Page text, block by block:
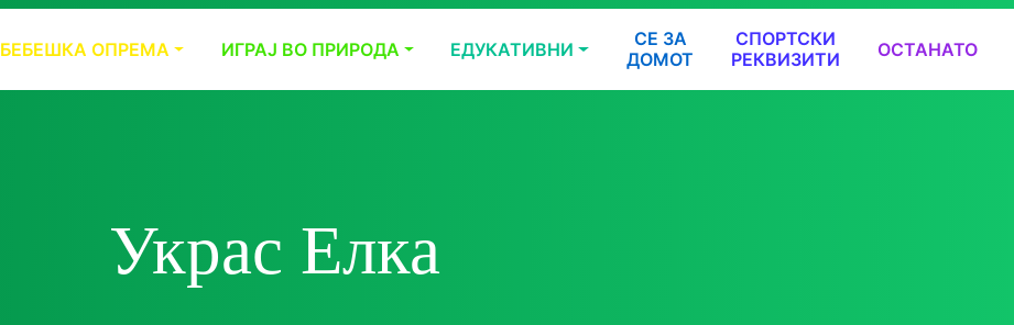
БЕБЕШКА ОПРЕМА ИГРАЈ ВО ПРИРОДА ЕДУКАТИВНИ
СЕ ЗА
ДОМОТ
СПОРТСКИ
РЕКВИЗИТИ
ОСТАНАТО
Украс Елка